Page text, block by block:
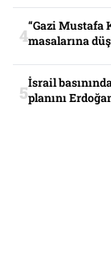
“Gazi Mustafa
masalarına
İsrail
planını